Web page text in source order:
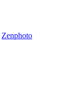
Zenphoto